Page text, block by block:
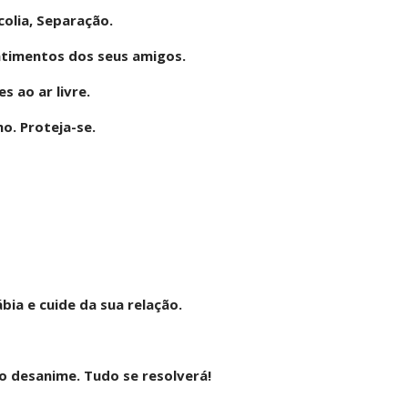
Separação.
dos seus amigos.
ao ar livre.
Proteja-se.
e cuide da sua relação.
desanime. Tudo se resolverá!